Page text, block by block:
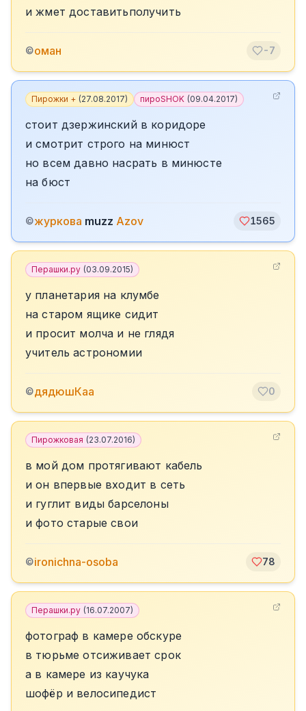
и жмет доставитьполучить
©оман -7
Пирожки + (27.08.2017) пироSHOK (09.04.2017)
стоит дзержинский в коридоре
и смотрит строго на минюст
но всем давно насрать в минюсте
на бюст
©журкова muzz Azov 1565
Перашки.ру (03.09.2015)
у планетария на клумбе
на старом ящике сидит
и просит молча и не глядя
учитель астрономии
©дядюшКаа 0
Пирожковая (23.07.2016)
в мой дом протягивают кабель
и он впервые входит в сеть
и гуглит виды барселоны
и фото старые свои
©ironichna-osoba 78
Перашки.ру (16.07.2007)
фотограф в камере обскуре
в тюрьме отсиживает срок
а в камере из каучука
шофёр и велосипедист